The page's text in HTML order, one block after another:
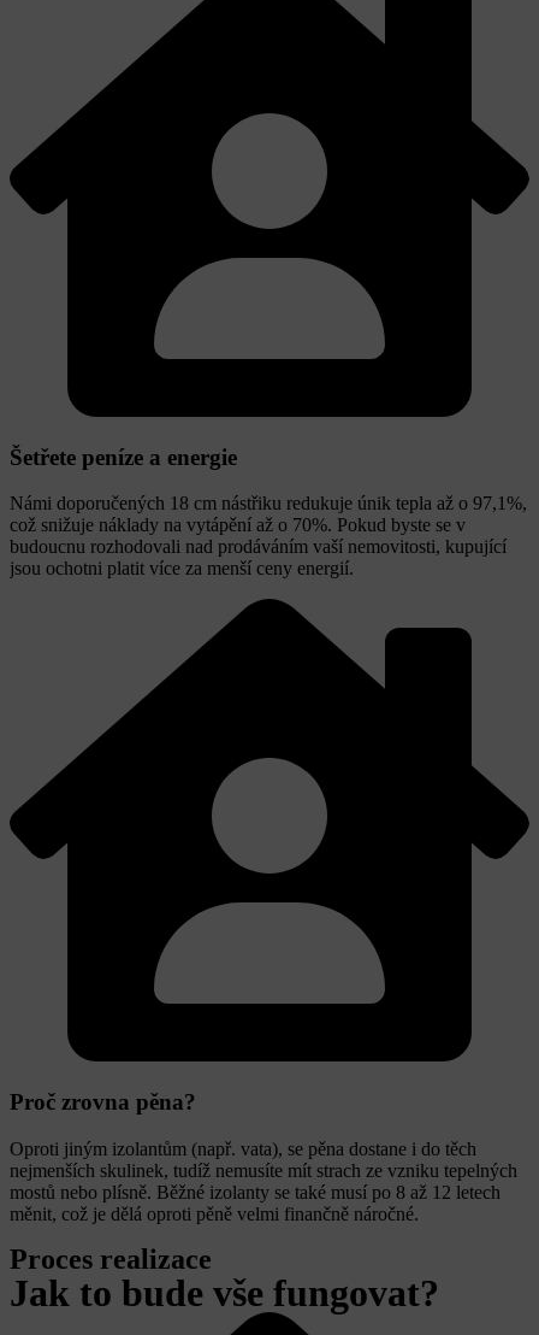
Šetřete peníze a energie
Námi doporučených 18 cm nástřiku redukuje únik tepla až o 97,1%,
což snižuje náklady na vytápění až o 70%. Pokud byste se v
budoucnu rozhodovali nad prodáváním vaší nemovitosti, kupující
jsou ochotni platit více za menší ceny energií.
Proč zrovna pěna?
Oproti jiným izolantům (např. vata), se pěna dostane i do těch
nejmenších skulinek, tudíž nemusíte mít strach ze vzniku tepelných
mostů nebo plísně. Běžné izolanty se také musí po 8 až 12 letech
měnit, což je dělá oproti pěně velmi finančně náročné.
Proces realizace
Jak to bude vše fungovat?